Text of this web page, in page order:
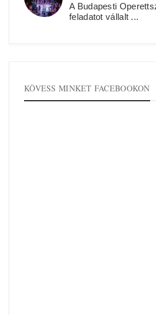
A Budapesti
feladatot vállalt ...
KÖVESS MINKET FACEBOOKON